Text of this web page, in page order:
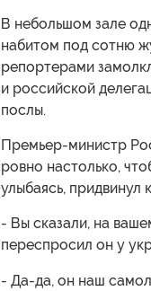
В небольшом зале
набитом под сотню
репортерами
и российской
послы.
Премьер-министр
ровно настолько,
улыбаясь,
- Вы сказали, на
переспросил он у
- Да-да, он наш